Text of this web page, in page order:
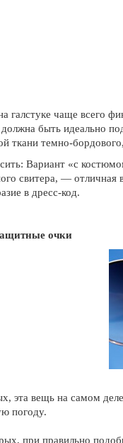
галстуке чаще всего
быть идеально
ткани темно-
Вариант «с
свитера, — отличная
в дресс-код.
очки
эта вещь на самом
погоду.
при правильно